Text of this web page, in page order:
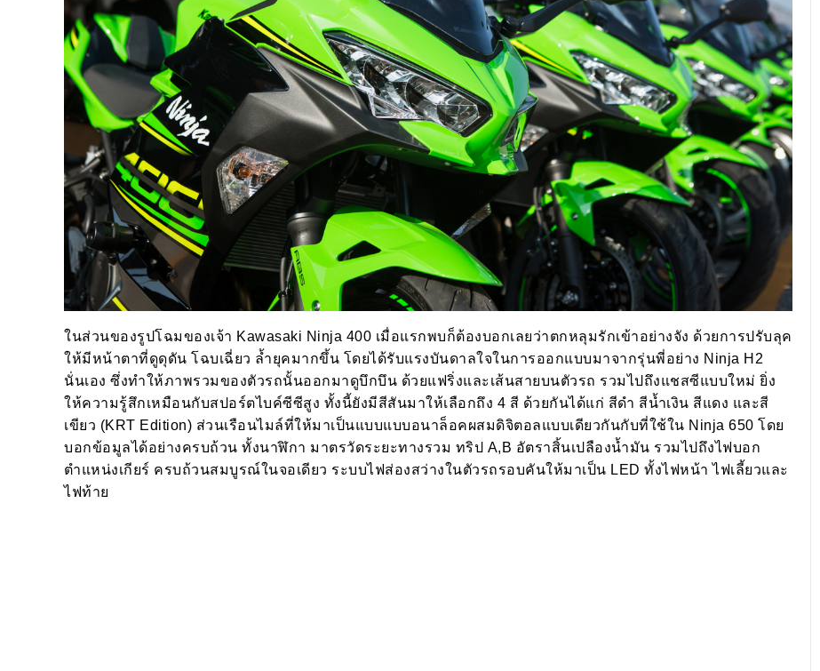
ในส่วนของรูปโฉมของเจ้า Kawasaki Ninja 400 เมื่อแรกพบก็ต้องบอกเลยว่าตกหลุมรักเข้าอย่างจัง ด้วยการปรับลุค
ให้มีหน้าตาที่ดูดุดัน โฉบเฉี่ยว ล้ำยุคมากขึ้น โดยได้รับแรงบันดาลใจในการออกแบบมาจากรุ่นพี่อย่าง Ninja H2
นั่นเอง ซึ่งทำให้ภาพรวมของตัวรถนั้นออกมาดูบึกบึน ด้วยแฟริ่งและเส้นสายบนตัวรถ รวมไปถึงแชสซีแบบใหม่ ยิ่ง
ให้ความรู้สึกเหมือนกับสปอร์ตไบค์ซีซีสูง ทั้งนี้ยังมีสีสันมาให้เลือกถึง 4 สี ด้วยกันได้แก่ สีดำ สีน้ำเงิน สีแดง และสี
เขียว (KRT Edition) ส่วนเรือนไมล์ที่ให้มาเป็นแบบแบบอนาล็อคผสมดิจิตอลแบบเดียวกันกับที่ใช้ใน Ninja 650 โดย
บอกข้อมูลได้อย่างครบถ้วน ทั้งนาฬิกา มาตรวัดระยะทางรวม ทริป A,B อัตราสิ้นเปลืองน้ำมัน รวมไปถึงไฟบอก
ตำแหน่งเกียร์ ครบถ้วนสมบูรณ์ในจอเดียว ระบบไฟส่องสว่างในตัวรถรอบคันให้มาเป็น LED ทั้งไฟหน้า ไฟเลี้ยวและ
ไฟท้าย